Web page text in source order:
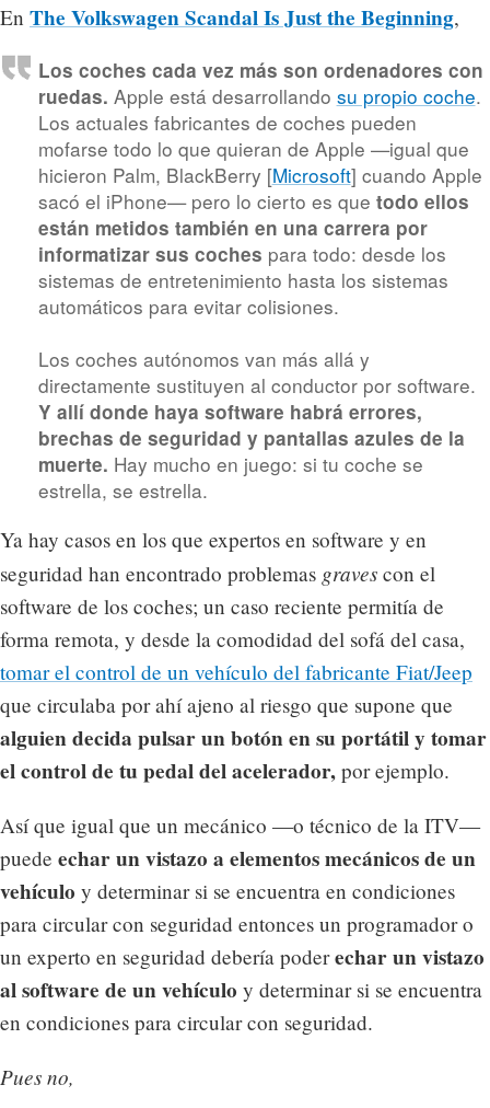
En The Volkswagen Scandal Is Just the Beginning,
Los coches cada vez más son ordenadores con
ruedas. Apple está desarrollando su propio coche.
Los actuales fabricantes de coches pueden
mofarse todo lo que quieran de Apple —igual que
hicieron Palm, BlackBerry [Microsoft] cuando Apple
sacó el iPhone— pero lo cierto es que todo ellos
están metidos también en una carrera por
informatizar sus coches para todo: desde los
sistemas de entretenimiento hasta los sistemas
automáticos para evitar colisiones.
Los coches autónomos van más allá y
directamente sustituyen al conductor por software.
Y allí donde haya software habrá errores,
brechas de seguridad y pantallas azules de la
muerte. Hay mucho en juego: si tu coche se
estrella, se estrella.
Ya hay casos en los que expertos en software y en
seguridad han encontrado problemas graves con el
software de los coches; un caso reciente permitía de
forma remota, y desde la comodidad del sofá del casa,
tomar el control de un vehículo del fabricante Fiat/Jeep
que circulaba por ahí ajeno al riesgo que supone que
alguien decida pulsar un botón en su portátil y tomar
el control de tu pedal del acelerador, por ejemplo.
Así que igual que un mecánico —o técnico de la ITV—
puede echar un vistazo a elementos mecánicos de un
vehículo y determinar si se encuentra en condiciones
para circular con seguridad entonces un programador o
un experto en seguridad debería poderechar un vistazo
al software de un vehículo y determinar si se encuentra
en condiciones para circular con seguridad.
Pues no,